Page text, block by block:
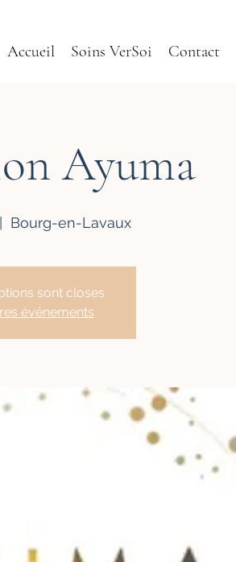
Accueil Soins VerSoi Contact
Ayuma
Bourg-en-Lavaux
sont closes
événements